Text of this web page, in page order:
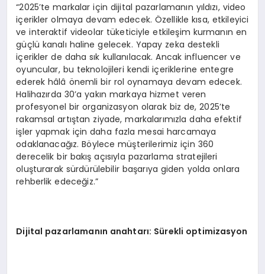
“2025’te markalar için dijital pazarlamanın yıldızı, video
içerikler olmaya devam edecek. Özellikle kısa, etkileyici
ve interaktif videolar tüketiciyle etkileşim kurmanın en
güçlü kanalı haline gelecek. Yapay zeka destekli
içerikler de daha sık kullanılacak. Ancak influencer ve
oyuncular, bu teknolojileri kendi içeriklerine entegre
ederek hâlâ önemli bir rol oynamaya devam edecek.
Halihazırda 30’a yakın markaya hizmet veren
profesyonel bir organizasyon olarak biz de, 2025’te
rakamsal artıştan ziyade, markalarımızla daha efektif
işler yapmak için daha fazla mesai harcamaya
odaklanacağız. Böylece müşterilerimiz için 360
derecelik bir bakış açısıyla pazarlama stratejileri
oluşturarak sürdürülebilir başarıya giden yolda onlara
rehberlik edeceğiz.”
Dijital pazarlamanın anahtarı: Sürekli optimizasyon